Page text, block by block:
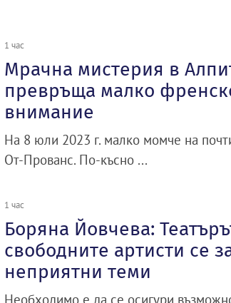
1 час
Мрачна мистерия в
превръща малко
внимание
На 8 юли 2023 г. малко момче на
От-Прованс. По-късно ...
1 час
Боряна Йовчева:
свободните артисти се
неприятни теми